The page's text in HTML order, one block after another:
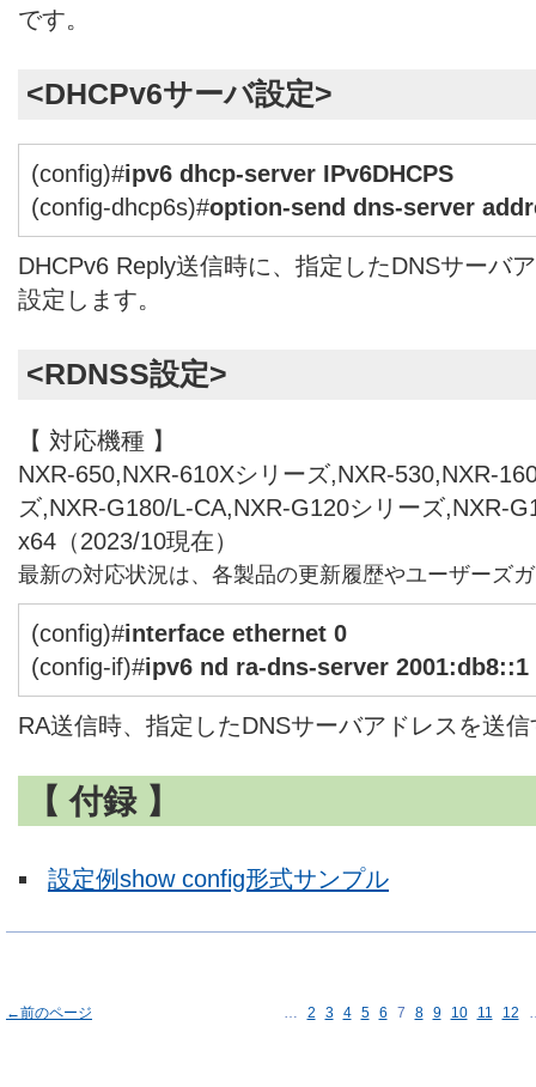
です。
<DHCPv6サーバ設定>
(config)#ipv6 dhcp-server IPv6DHCPS
(config-dhcp6s)#option-send dns-server
DHCPv6 Reply送信時に、指定したDNSサーバ
設定します。
<RDNSS設定>
【 対応機種 】
NXR-650,NXR-610Xシリーズ,NXR-530,NXR-
ズ,NXR-G180/L-CA,NXR-G120シリーズ,NXR-
x64（2023/10現在）
最新の対応状況は、各製品の更新履歴やユーザーズ
(config)#interface ethernet 0
(config-if)#ipv6 nd ra-dns-server 2001:db8::1
RA送信時、指定したDNSサーバアドレスを送
【 付録 】
設定例show config形式サンプル
←前のページ … 2 3 4 5 6 7 8 9 10 11 12